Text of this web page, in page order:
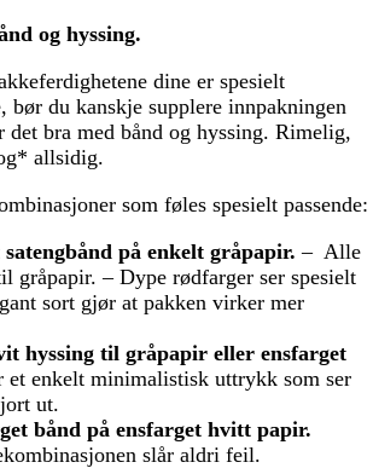
og hyssing.
dine er spesielt
bør du kanskje supplere innpakningen
bra med bånd og hyssing. Rimelig,
allsidig.
som føles spesielt passende:
på enkelt gråpapir. – Alle
gråpapir. – Dype rødfarger ser spesielt
sort gjør at pakken virker mer
hyssing til gråpapir eller ensfarget
et enkelt minimalistisk uttrykk som ser
ut.
bånd på ensfarget hvitt papir.
slår aldri feil.